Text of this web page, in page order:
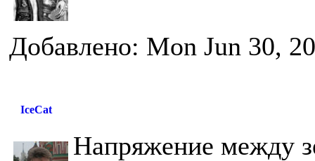
Добавлено: Mon Jun 30,
IceCat
Напряжение между